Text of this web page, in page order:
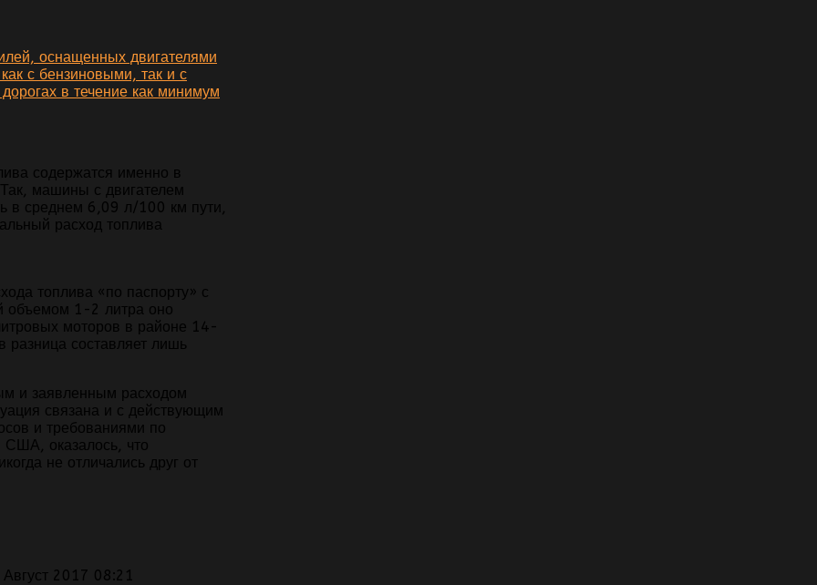
оснащенных двигателями
с бензиновыми, так и с
в течение как минимум
содержатся именно в
машины с двигателем
в среднем 6,09 л/100 км пути,
расход топлива
топлива «по паспорту» с
объемом 1-2 литра оно
моторов в районе 14-
составляет лишь
и заявленным расходом
связана и с действующим
и требованиями по
США, оказалось, что
не отличались друг от
2017 08:21